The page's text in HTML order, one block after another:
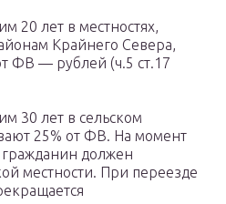
20 лет в местностях,
Крайнего Севера,
ФВ — рублей (ч.5 ст.17
30 лет в сельском
25% от ФВ. На момент
должен
местности. При переезде